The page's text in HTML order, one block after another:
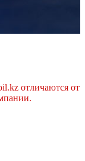
отличаются от